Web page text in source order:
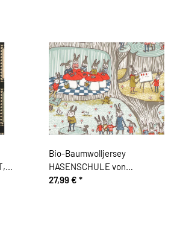
Bio-Baumwolljersey
HASENSCHULE von
Susalabim
27,99 € *